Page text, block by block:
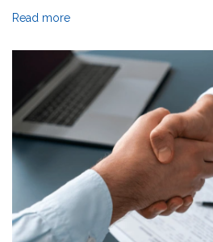
Read more